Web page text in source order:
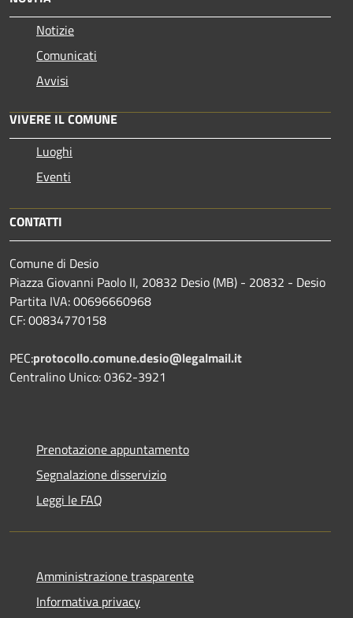
Notizie
Comunicati
Avvisi
VIVERE IL COMUNE
Luoghi
Eventi
CONTATTI
Comune di Desio
Piazza Giovanni Paolo II, 20832 Desio (MB) - 20832 - Desio
Partita IVA: 00696660968
CF: 00834770158
PEC:protocollo.comune.desio@legalmail.it
Centralino Unico: 0362-3921
Prenotazione appuntamento
Segnalazione disservizio
Leggi le FAQ
Amministrazione trasparente
Informativa privacy